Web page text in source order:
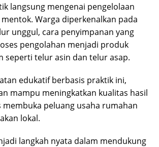
langsung mengenai pengelolaan
Warga diperkenalkan pada
unggul, cara penyimpanan yang
pengolahan menjadi produk
seperti telur asin dan telur asap.
edukatif berbasis praktik ini,
mampu meningkatkan kualitas hasil
membuka peluang usaha rumahan
lokal.
langkah nyata dalam mendukung